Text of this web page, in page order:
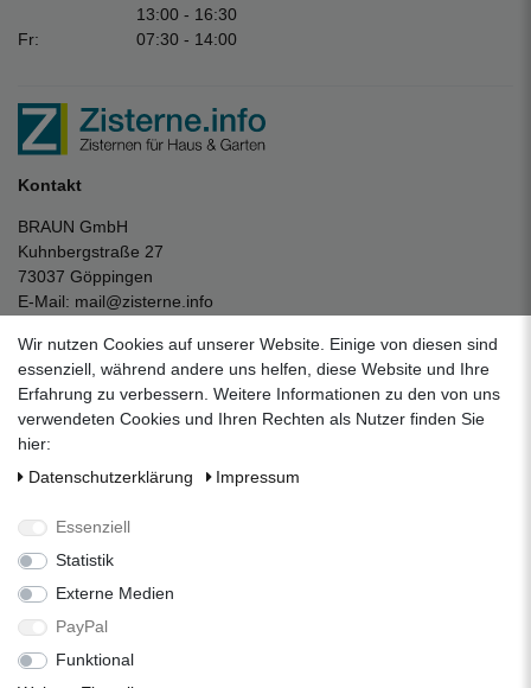
13:00 - 16:30
Fr:
07:30 - 14:00
Kontakt
BRAUN GmbH
Kuhnbergstraße 27
73037 Göppingen
E-Mail: mail@zisterne.info
Unternehmen
Datenschutzerklärung
Impressum
Über uns
Folgen Sie uns auf Social Media
Wir nutzen Cookies auf unserer Website. Einige von diesen sind
essenziell, während andere uns helfen, diese Website und Ihre
Erfahrung zu verbessern. Weitere Informationen zu den von uns
verwendeten Cookies und Ihren Rechten als Nutzer finden Sie
hier:
Daten­schutz­erklärung
Impressum
Essenziell
Statistik
Externe Medien
PayPal
Funktional